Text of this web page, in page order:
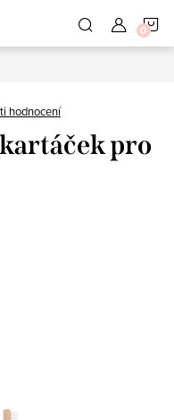
hodnocení
pro